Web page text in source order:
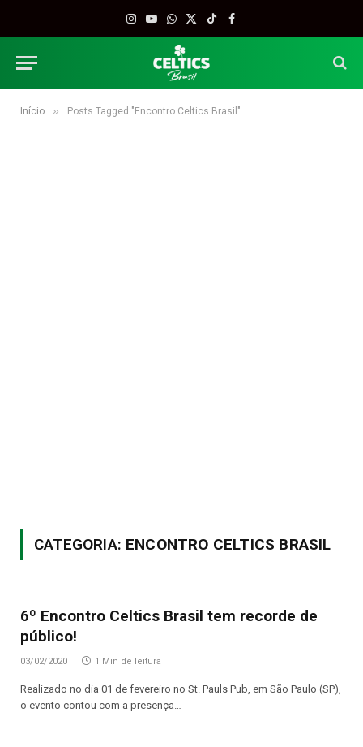
Instagram
YouTube
WhatsApp
X
TikTokFacebook
Início » Posts Tagged "Encontro Celtics Brasil"
CATEGORIA: ENCONTRO CELTICS BRASIL
6º Encontro Celtics Brasil tem recorde de
público!
03/02/2020 1 Min de leitura
Realizado no dia 01 de fevereiro no St. Pauls Pub, em São Paulo (SP),
o evento contou com a presença…